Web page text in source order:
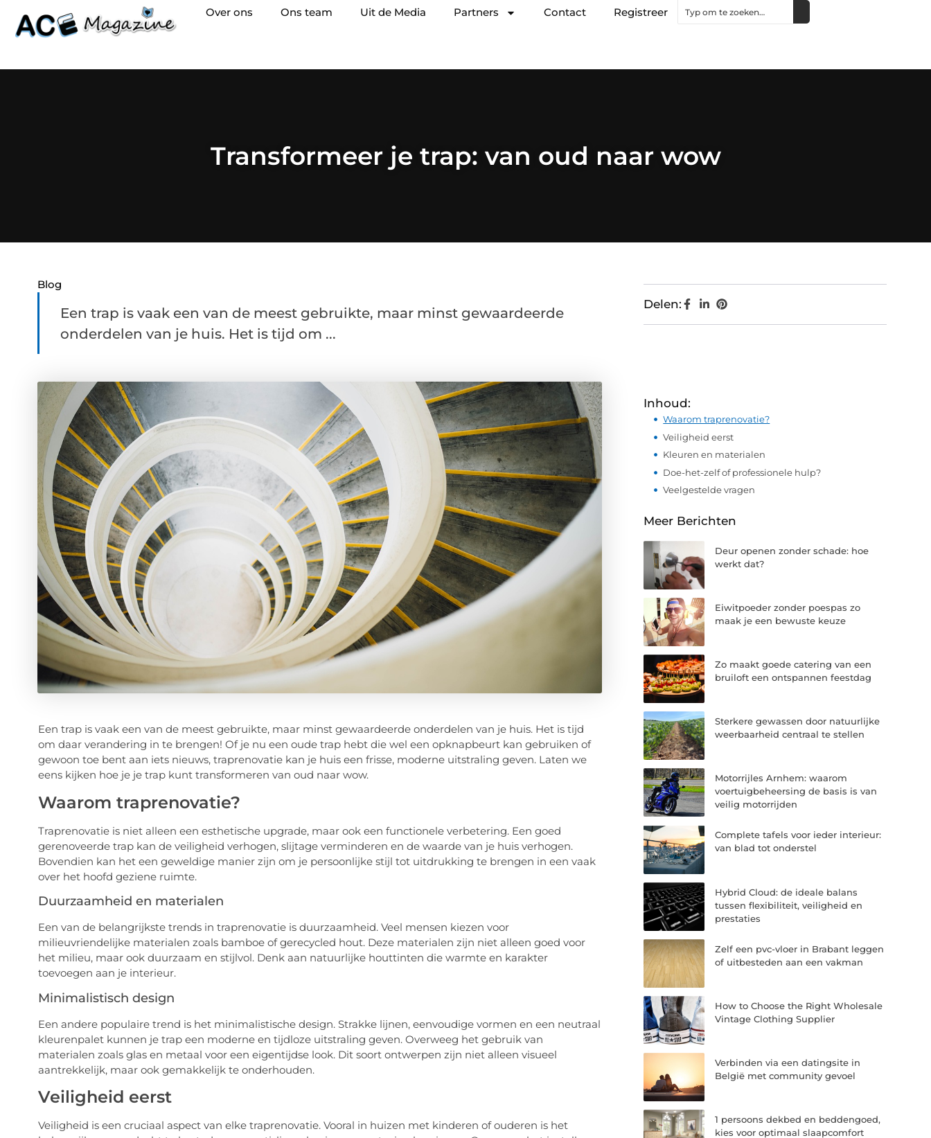
Over ons Ons team Uit de Media Partners Contact Registreer
Transformeer je trap: van oud naar wow
Blog
Een trap is vaak een van de meest gebruikte, maar minst gewaardeerde
onderdelen van je huis. Het is tijd om ...
Een trap is vaak een van de meest gebruikte, maar minst gewaardeerde onderdelen van je huis. Het is tijd
om daar verandering in te brengen! Of je nu een oude trap hebt die wel een opknapbeurt kan gebruiken of
gewoon toe bent aan iets nieuws, traprenovatie kan je huis een frisse, moderne uitstraling geven. Laten we
eens kijken hoe je je trap kunt transformeren van oud naar wow.
Waarom traprenovatie?
Traprenovatie is niet alleen een esthetische upgrade, maar ook een functionele verbetering. Een goed
gerenoveerde trap kan de veiligheid verhogen, slijtage verminderen en de waarde van je huis verhogen.
Bovendien kan het een geweldige manier zijn om je persoonlijke stijl tot uitdrukking te brengen in een vaak
over het hoofd geziene ruimte.
Duurzaamheid en materialen
Een van de belangrijkste trends in traprenovatie is duurzaamheid. Veel mensen kiezen voor
milieuvriendelijke materialen zoals bamboe of gerecycled hout. Deze materialen zijn niet alleen goed voor
het milieu, maar ook duurzaam en stijlvol. Denk aan natuurlijke houttinten die warmte en karakter
toevoegen aan je interieur.
Minimalistisch design
Een andere populaire trend is het minimalistische design. Strakke lijnen, eenvoudige vormen en een neutraal
kleurenpalet kunnen je trap een moderne en tijdloze uitstraling geven. Overweeg het gebruik van
materialen zoals glas en metaal voor een eigentijdse look. Dit soort ontwerpen zijn niet alleen visueel
aantrekkelijk, maar ook gemakkelijk te onderhouden.
Veiligheid eerst
Veiligheid is een cruciaal aspect van elke traprenovatie. Vooral in huizen met kinderen of ouderen is het
Delen:
Inhoud:
Waarom traprenovatie?
Veiligheid eerst
Kleuren en materialen
Doe-het-zelf of professionele hulp?
Veelgestelde vragen
Meer Berichten
Deur openen zonder schade: hoe
werkt dat?
Eiwitpoeder zonder poespas zo
maak je een bewuste keuze
Zo maakt goede catering van een
bruiloft een ontspannen feestdag
Sterkere gewassen door natuurlijke
weerbaarheid centraal te stellen
Motorrijles Arnhem: waarom
voertuigbeheersing de basis is van
veilig motorrijden
Complete tafels voor ieder interieur:
van blad tot onderstel
Hybrid Cloud: de ideale balans
tussen flexibiliteit, veiligheid en
prestaties
Zelf een pvc-vloer in Brabant leggen
of uitbesteden aan een vakman
How to Choose the Right Wholesale
Vintage Clothing Supplier
Verbinden via een datingsite in
België met community gevoel
1 persoons dekbed en beddengoed,
kies voor optimaal slaapcomfort